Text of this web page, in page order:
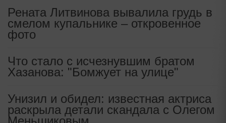
Рената Литвинова вывалила грудь в
смелом купальнике – откровенное
фото
Что стало с исчезнувшим братом
Хазанова: "Бомжует на улице"
Унизил и обидел: известная актриса
раскрыла детали скандала с Олегом